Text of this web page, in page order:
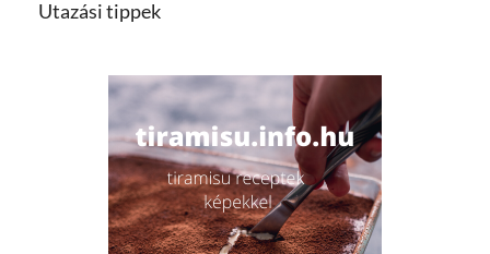
Utazási tippek